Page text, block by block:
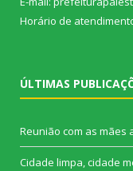
Horário de
ÚLTIMAS
Reunião com as mães
Cidade limpa, cidade